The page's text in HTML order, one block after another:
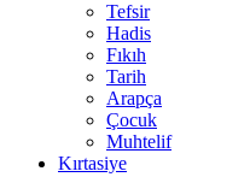
Tefsir
Hadis
Fıkıh
Tarih
Arapça
Çocuk
Muhtelif
Kırtasiye